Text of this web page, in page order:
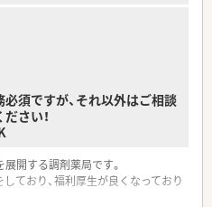
須ですが、それ以外はご相談
さい！
開する調剤薬局です。
ており、福利厚生が良くなっており